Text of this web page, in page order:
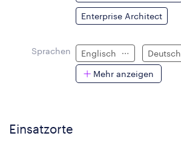
Enterprise Architect
Sprachen Englisch
Deutsch
Mehr anzeigen
Einsatzorte